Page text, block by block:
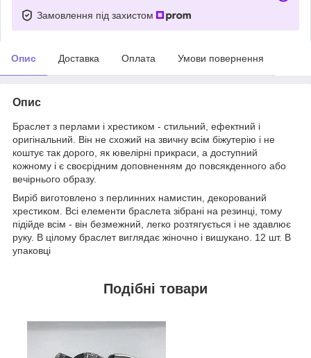
Замовлення під захистом
Опис Доставка Оплата Умови повернення
Опис
Браслет з перлами і хрестиком - стильний, ефектний і
оригінальний. Він не схожий на звичну всім біжутерію і не
коштує так дорого, як ювелірні прикраси, а доступний
кожному і є своєрідним доповненням до повсякденного або
вечірнього образу.
Виріб виготовлено з перлинних намистин, декорований
хрестиком. Всі елементи браслета зібрані на резинці, тому
підійде всім - він безмежний, легко розтягується і не здавлює
руку. В цілому браслет виглядає жіночно і вишукано. 12 шт. В
упаковці
Подібні товари